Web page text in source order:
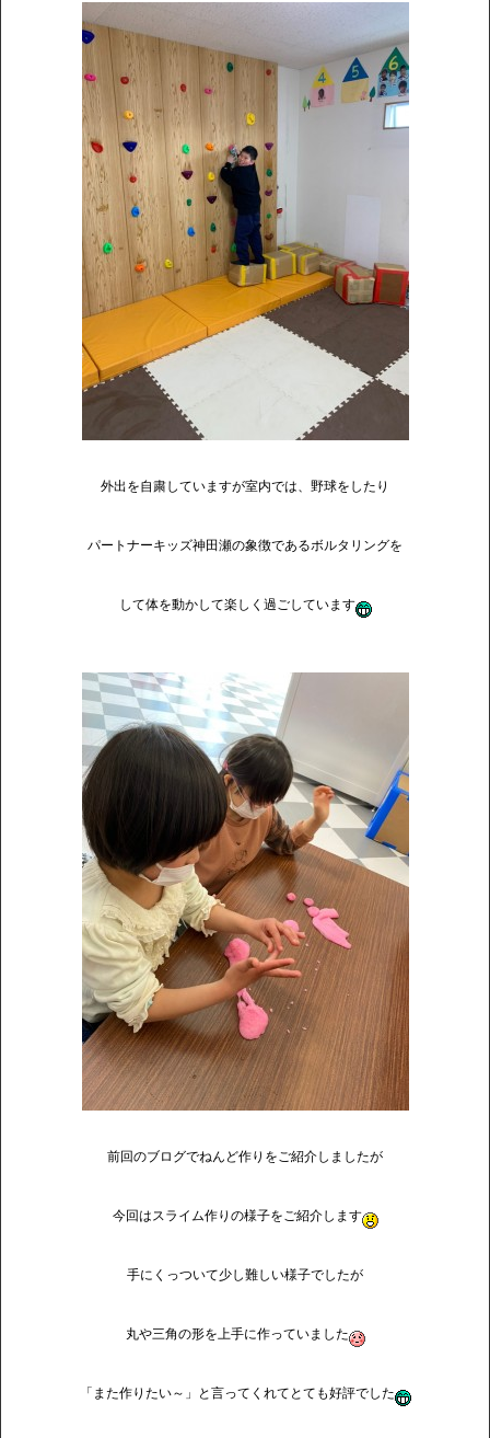
外出を自粛していますが室内では、野球をしたり
パートナーキッズ神田瀬の象徴であるボルタリングを
して体を動かして楽しく過ごしています
前回のブログでねんど作りをご紹介しましたが
今回はスライム作りの様子をご紹介します
手にくっついて少し難しい様子でしたが
丸や三角の形を上手に作っていました
「また作りたい～」と言ってくれてとても好評でした